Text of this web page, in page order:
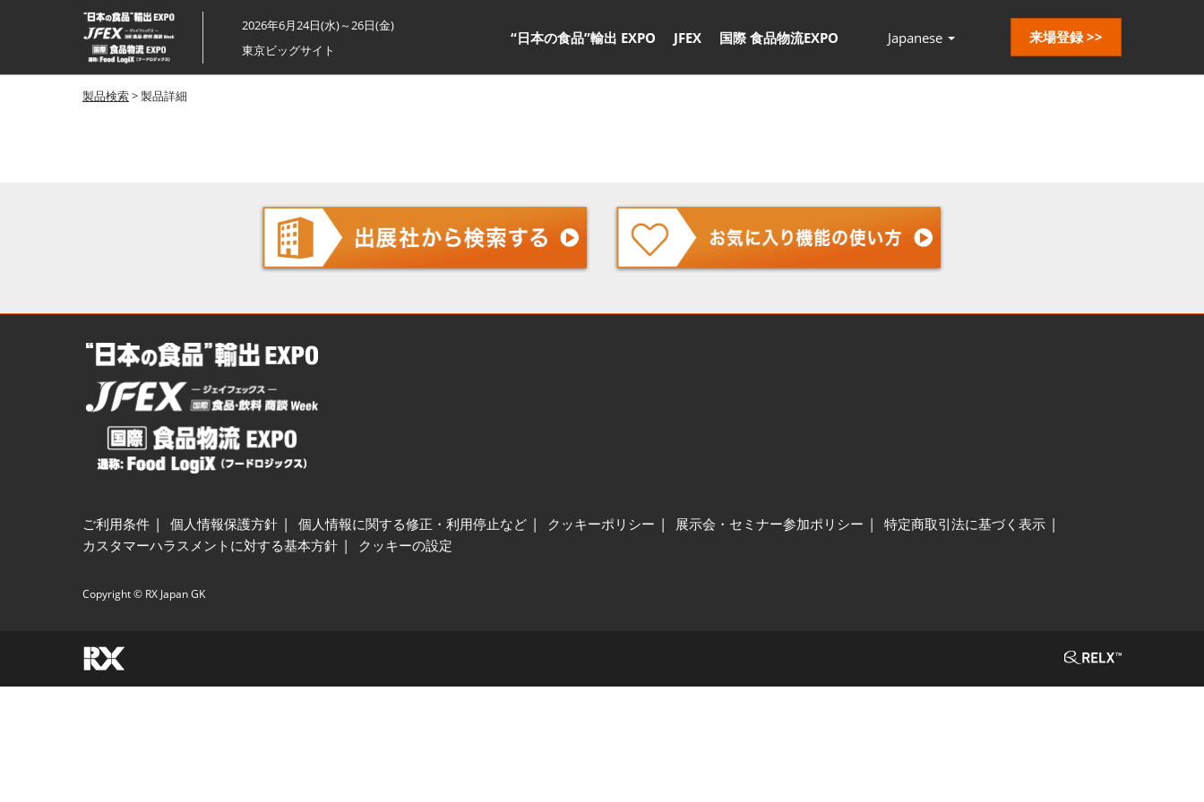
ス
キ
ッ
プ
し
2026年6月24日(水)～26日(金)
東京ビッグサイト
“日本の食品”輸出 EXPO JFEX 国際 食品物流EXPO Japanese 来場登録 >>
製品検索> 製品詳細
ご利用条件 個人情報保護方針 個人情報に関する修正・利用停止など クッキーポリシー 展示会・セミナー参加ポリシー
特定商取引法に基づく表示
カスタマーハラスメントに対する基本方針
クッキーの設定
Copyright © RX Japan GK